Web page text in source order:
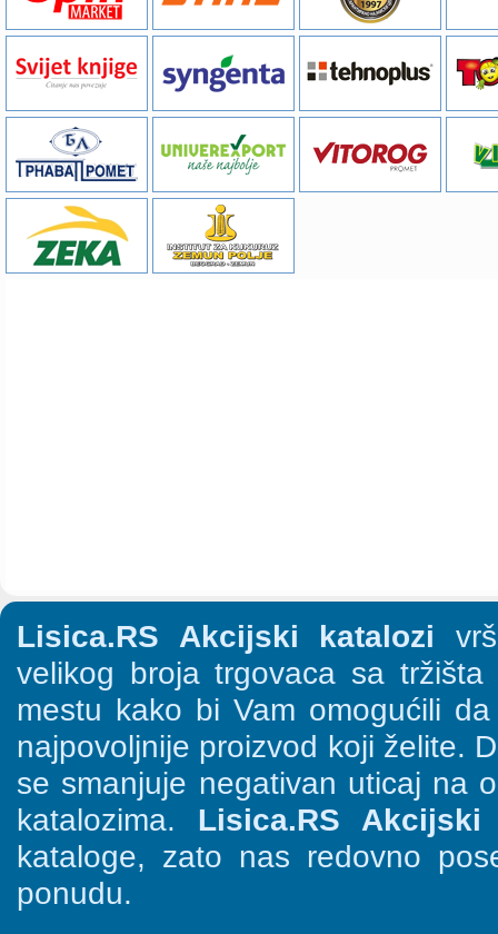
Lisica.RS Akcijski katalozi
velikog broja trgovaca sa
mestu kako bi Vam omogućili
najpovoljnije proizvod koji želite.
se smanjuje negativan uticaj na
katalozima. Lisica.RS Akcijski
kataloge, zato nas redovno
ponudu.